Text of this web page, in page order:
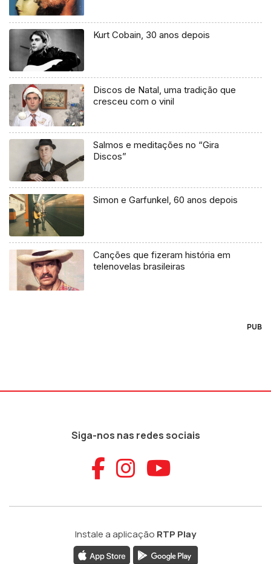
Kurt Cobain, 30 anos depois
Discos de Natal, uma tradição que
cresceu com o vinil
Salmos e meditações no “Gira
Discos”
Simon e Garfunkel, 60 anos depois
Canções que fizeram história em
telenovelas brasileiras
PUB
Siga-nos nas redes sociais
Aceder ao
Aceder ao
Aceder
Instale a aplicação RTP Play